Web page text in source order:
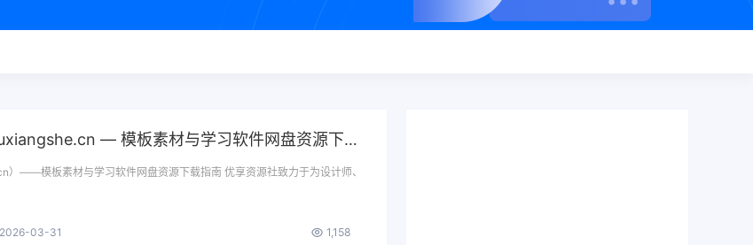
优享资源社：www.youxiangshe.cn — 模板素材与学习软件网盘资源下载指南
——模板素材与学习软件网盘资源下载指南 优享资源社致力于为设计师、
2026-03-31 1,158